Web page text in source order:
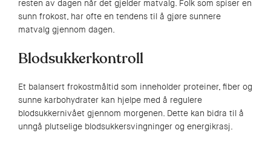
resten av dagen når det gjelder matvalg. Folk som spiser en
sunn frokost, har ofte en tendens til å gjøre sunnere
matvalg gjennom dagen.
Blodsukkerkontroll
Et balansert frokostmåltid som inneholder proteiner, fiber og
sunne karbohydrater kan hjelpe med å regulere
blodsukkernivået gjennom morgenen. Dette kan bidra til å
unngå plutselige blodsukkersvingninger og energikrasj.